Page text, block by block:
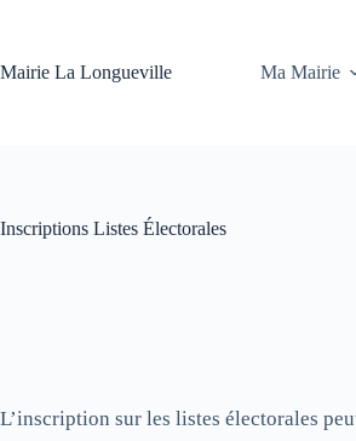
Mairie La Longueville Ma Mairie
Inscriptions Listes Électorales
L’inscription sur les listes électorales